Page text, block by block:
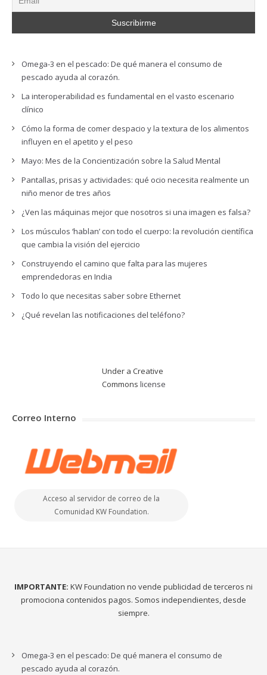
Omega-3 en el pescado: De qué manera el consumo de
pescado ayuda al corazón.
La interoperabilidad es fundamental en el vasto escenario
clínico
Cómo la forma de comer despacio y la textura de los alimentos
influyen en el apetito y el peso
Mayo: Mes de la Concientización sobre la Salud Mental
Pantallas, prisas y actividades: qué ocio necesita realmente un
niño menor de tres años
¿Ven las máquinas mejor que nosotros si una imagen es falsa?
Los músculos ‘hablan’ con todo el cuerpo: la revolución científica
que cambia la visión del ejercicio
Construyendo el camino que falta para las mujeres
emprendedoras en India
Todo lo que necesitas saber sobre Ethernet
¿Qué revelan las notificaciones del teléfono?
Under a Creative
Commons license
Correo Interno
Acceso al servidor de correo de la
Comunidad KW Foundation.
IMPORTANTE: KW Foundation no vende publicidad de terceros ni
promociona contenidos pagos. Somos independientes, desde
siempre.
Omega-3 en el pescado: De qué manera el consumo de
pescado ayuda al corazón.